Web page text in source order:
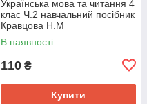
Українська мова та читання 4
клас Ч.2 навчальний посібник
Кравцова Н.М
В наявності
110 ₴
Купити